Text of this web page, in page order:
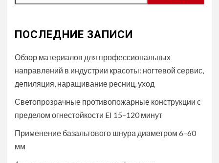
ПОСЛЕДНИЕ ЗАПИСИ
Обзор материалов для профессиональных
направлений в индустрии красоты: ногтевой сервис,
депиляция, наращивание ресниц, уход
Светопрозрачные противопожарные конструкции с
пределом огнестойкости EI 15–120 минут
Применение базальтового шнура диаметром 6–60
мм